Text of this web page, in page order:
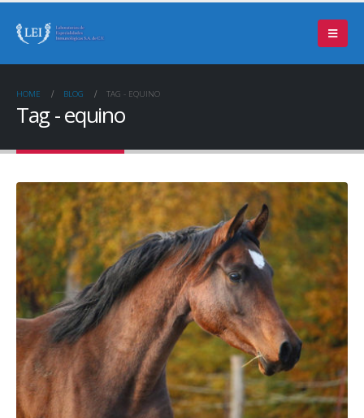
HOME BLOG TAG - EQUINO
Tag - equino